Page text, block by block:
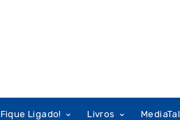
Fique Ligado! Livros